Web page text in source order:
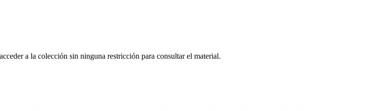
a la colección sin ninguna restricción para consultar el material.